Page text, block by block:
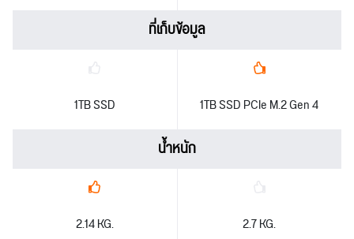
ที่เก็บข้อมูล
1TB SSD 1TB SSD PCIe M.2 Gen 4
น้ำหนัก
2.14 KG. 2.7 KG.